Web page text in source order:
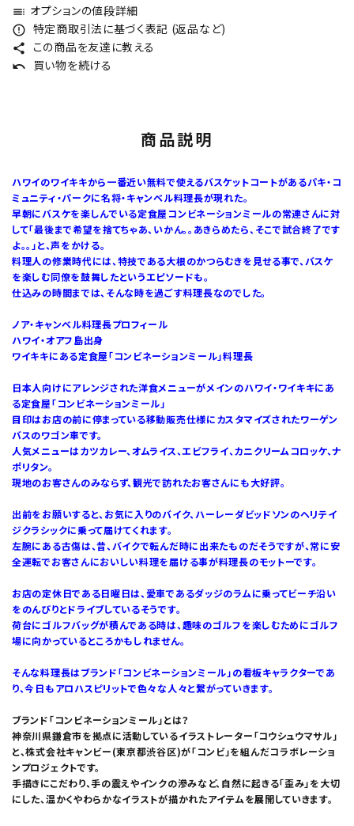
toc オプションの値段詳細
error_outline 特定商取引法に基づく表記 (返品など)
share この商品を友達に教える
undo 買い物を続ける
商品説明
ハワイのワイキキから一番近い無料で使えるバスケットコートがあるパキ・コ
ミュニティ・パークに名将・キャンベル料理長が現れた。
早朝にバスケを楽しんでいる定食屋コンビネーションミールの常連さんに対
して「最後まで希望を捨てちゃあ、いかん。。あきらめたら、そこで試合終了です
よ。。」と、声をかける。
料理人の修業時代には、特技である大根のかつらむきを見せる事で、バスケ
を楽しむ同僚を鼓舞したというエピソードも。
仕込みの時間までは、そんな時を過ごす料理長なのでした。
ノア・キャンベル料理長プロフィール
ハワイ・オアフ島出身
ワイキキにある定食屋「コンビネーションミール」料理長
日本人向けにアレンジされた洋食メニューがメインのハワイ・ワイキキにあ
る定食屋「コンビネーションミール」
目印はお店の前に停まっている移動販売仕様にカスタマイズされたワーゲン
バスのワゴン車です。
人気メニューはカツカレー、オムライス、エビフライ、カニクリームコロッケ、ナ
ポリタン。
現地のお客さんのみならず、観光で訪れたお客さんにも大好評。
出前をお願いすると、お気に入りのバイク、ハーレーダビッドソンのヘリテイ
ジクラシックに乗って届けてくれます。
左腕にある古傷は、昔、バイクで転んだ時に出来たものだそうですが、常に安
全運転でお客さんにおいしい料理を届ける事が料理長のモットーです。
お店の定休日である日曜日は、愛車であるダッジのラムに乗ってビーチ沿い
をのんびりとドライブしているそうです。
荷台にゴルフバッグが積んである時は、趣味のゴルフを楽しむためにゴルフ
場に向かっているところかもしれません。
そんな料理長はブランド「コンビネーションミール」の看板キャラクターであ
り、今日もアロハスピリットで色々な人々と繋がっていきます。
ブランド「コンビネーションミール」とは？
神奈川県鎌倉市を拠点に活動しているイラストレーター「コウシュウマサル」
と、株式会社キャンビー(東京都渋谷区)が「コンビ」を組んだコラボレーショ
ンプロジェクトです。
手描きにこだわり、手の震えやインクの滲みなど、自然に起きる「歪み」を大切
にした、温かくやわらかなイラストが描かれたアイテムを展開していきます。